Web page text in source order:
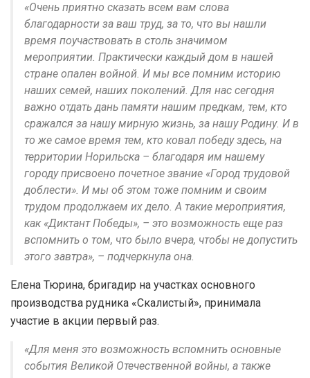
«Очень приятно сказать всем вам слова
благодарности за ваш труд, за то, что вы нашли
время поучаствовать в столь значимом
мероприятии. Практически каждый дом в нашей
стране опален войной. И мы все помним историю
наших семей, наших поколений. Для нас сегодня
важно отдать дань памяти нашим предкам, тем, кто
сражался за нашу мирную жизнь, за нашу Родину. И в
то же самое время тем, кто ковал победу здесь, на
территории Норильска – благодаря им нашему
городу присвоено почетное звание «Город трудовой
доблести». И мы об этом тоже помним и своим
трудом продолжаем их дело. А такие мероприятия,
как «Диктант Победы», – это возможность еще раз
вспомнить о том, что было вчера, чтобы не допустить
этого завтра», – подчеркнула она.
Елена Тюрина, бригадир на участках основного
производства рудника «Скалистый», принимала
участие в акции первый раз.
«Для меня это возможность вспомнить основные
события Великой Отечественной войны, а также